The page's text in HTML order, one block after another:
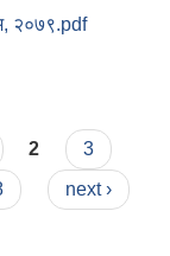
२०७९.pdf
2
3
next ›